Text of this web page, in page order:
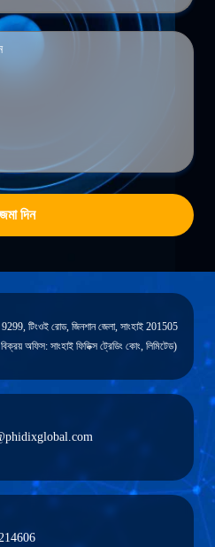
জমা দিন
9299, টিংওই রোড, জিনশান জেলা, সাংহাই 201505
অফিস: সাংহাই ফিডিক্স ট্রেডিং কোং, লিমিটেড)